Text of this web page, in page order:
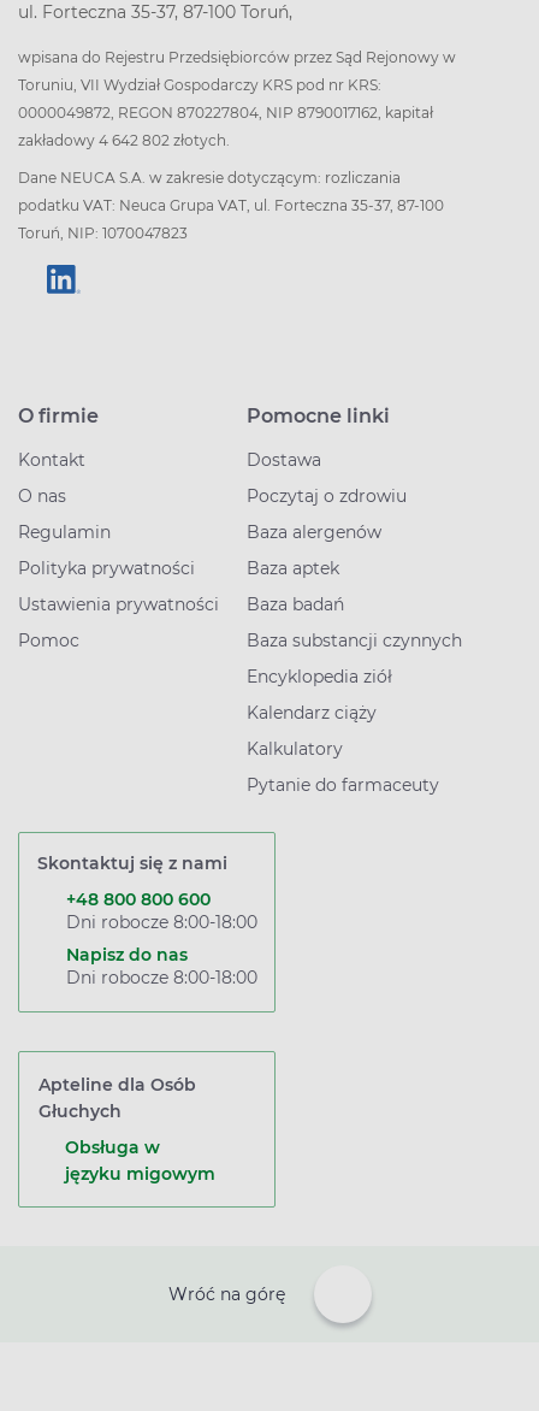
ul. Forteczna 35-37, 87-100 Toruń,
wpisana do Rejestru Przedsiębiorców przez Sąd Rejonowy w
Toruniu, VII Wydział Gospodarczy KRS pod nr KRS:
0000049872, REGON 870227804, NIP 8790017162, kapitał
zakładowy 4 642 802 złotych.
Dane NEUCA S.A. w zakresie dotyczącym: rozliczania
podatku VAT: Neuca Grupa VAT, ul. Forteczna 35-37, 87-100
Toruń, NIP: 1070047823
O firmie
Kontakt
O nas
Regulamin
Polityka prywatności
Ustawienia prywatności
Pomoc
Pomocne linki
Dostawa
Poczytaj o zdrowiu
Baza alergenów
Baza aptek
Baza badań
Baza substancji czynnych
Encyklopedia ziół
Kalendarz ciąży
Kalkulatory
Pytanie do farmaceuty
Skontaktuj się z nami
+48 800 800 600
Dni robocze 8:00-18:00
Napisz do nas
Dni robocze 8:00-18:00
Apteline dla Osób
Głuchych
Obsługa w
języku migowym
Wróć na górę